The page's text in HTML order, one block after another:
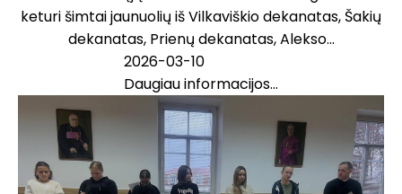
keturi šimtai jaunuolių iš Vilkaviškio dekanatas, Šakių
dekanatas, Prienų dekanatas, Alekso...
2026-03-10
Daugiau informacijos...